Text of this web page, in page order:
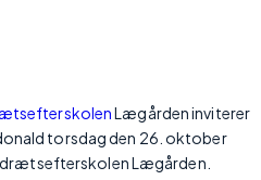
Lægården inviterer
torsdag den 26. oktober
Lægården.